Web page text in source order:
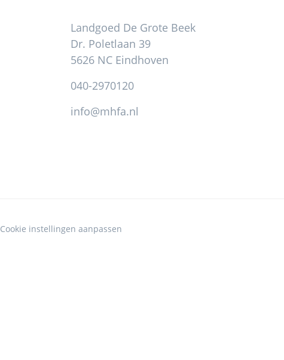
Landgoed De Grote Beek
Dr. Poletlaan 39
5626 NC Eindhoven
040-2970120
info@mhfa.nl
Cookie instellingen aanpassen